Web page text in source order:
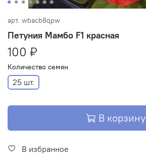
арт. wbacb8qpw
Петуния Мамбо F1 красная
100 ₽
Количество семян
25 шт.
В корзину
В избранное